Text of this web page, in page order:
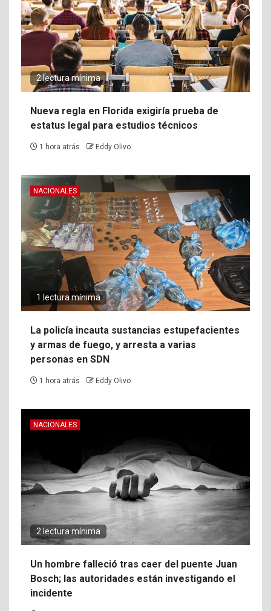
2 lectura mínima
Nueva regla en Florida exigiría prueba de
estatus legal para estudios técnicos
1 hora atrás Eddy Olivo
NACIONALES
1 lectura mínima
La policía incauta sustancias estupefacientes
y armas de fuego, y arresta a varias
personas en SDN
1 hora atrás Eddy Olivo
NACIONALES
2 lectura mínima
Un hombre falleció tras caer del puente Juan
Bosch; las autoridades están investigando el
incidente